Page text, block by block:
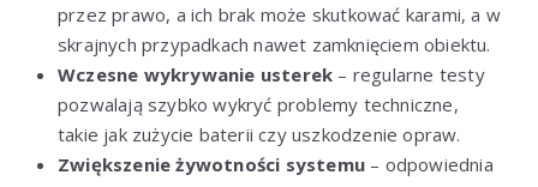
przez prawo, a ich brak może skutkować karami, a w
skrajnych przypadkach nawet zamknięciem obiektu.
Wczesne wykrywanie usterek – regularne testy
pozwalają szybko wykryć problemy techniczne,
takie jak zużycie baterii czy uszkodzenie opraw.
Zwiększenie żywotności systemu – odpowiednia